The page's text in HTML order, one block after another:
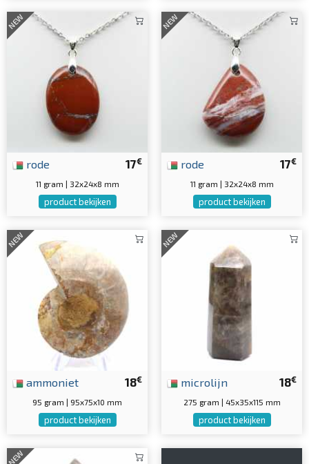
NEW
17€
rode
11 gram | 32x24x8 mm
product bekijken
NEW
17€
rode
11 gram | 32x24x8 mm
product bekijken
NEW
18€
ammoniet
95 gram | 95x75x10 mm
product bekijken
NEW
18€
microlijn
275 gram | 45x35x115 mm
product bekijken
NEW